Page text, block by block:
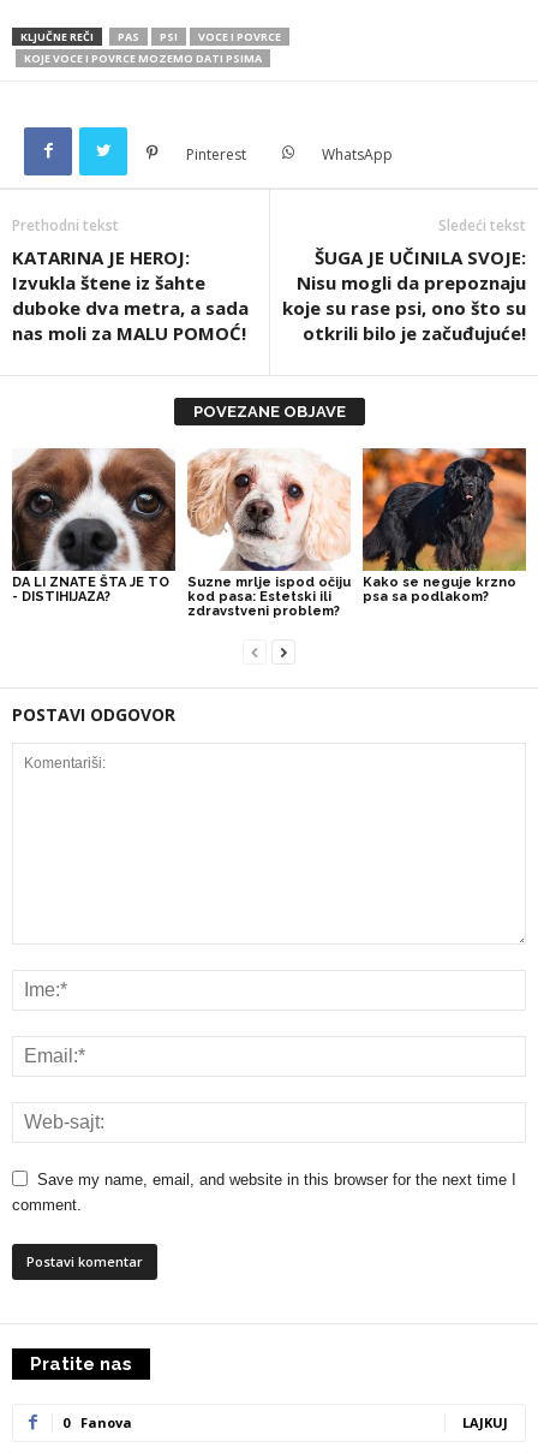
KLJUČNE REČI PAS PSI
VOCE I POVRCE
KOJE VOCE I POVRCE MOZEMO DATI PSIMA
Pinterest WhatsApp
Prethodni tekst
KATARINA JE HEROJ:
Izvukla štene iz šahte
duboke dva metra, a sada
nas moli za MALU POMOĆ!
Sledeći tekst
ŠUGA JE UČINILA SVOJE:
Nisu mogli da prepoznaju
koje su rase psi, ono što su
otkrili bilo je začuđujuće!
POVEZANE OBJAVE
DA LI ZNATE ŠTA JE TO
- DISTIHIJAZA?
Suzne mrlje ispod očiju
kod pasa: Estetski ili
zdravstveni problem?
Kako se neguje krzno
psa sa podlakom?
POSTAVI ODGOVOR
Save my name, email, and website in this browser for the next time I
comment.
Pratite nas
0 Fanova LAJKUJ